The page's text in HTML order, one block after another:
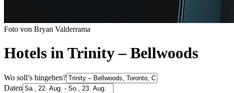
Foto von Bryan Valderrama
Hotels in Trinity – Bellwoods
Wo soll’s hingehen?
Daten